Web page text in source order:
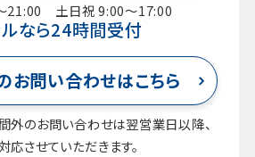
21:00 土日祝 9:00～17:00
なら24時間受付
お問い合わせはこちら
外のお問い合わせは翌営業日以降、
応させていただきます。